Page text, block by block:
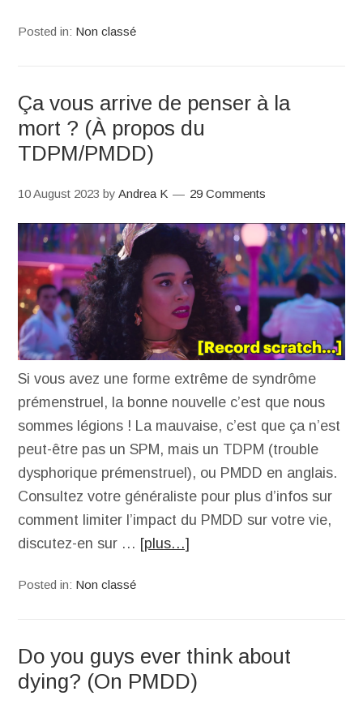
Posted in: Non classé
Ça vous arrive de penser à la
mort ? (À propos du
TDPM/PMDD)
10 August 2023 byAndrea K 29 Comments
Si vous avez une forme extrême de syndrôme
prémenstruel, la bonne nouvelle c’est que nous
sommes légions ! La mauvaise, c’est que ça n’est
peut-être pas un SPM, mais un TDPM (trouble
dysphorique prémenstruel), ou PMDD en anglais.
Consultez votre généraliste pour plus d’infos sur
comment limiter l’impact du PMDD sur votre vie,
discutez-en sur … [plus…]
Posted in: Non classé
Do you guys ever think about
dying? (On PMDD)